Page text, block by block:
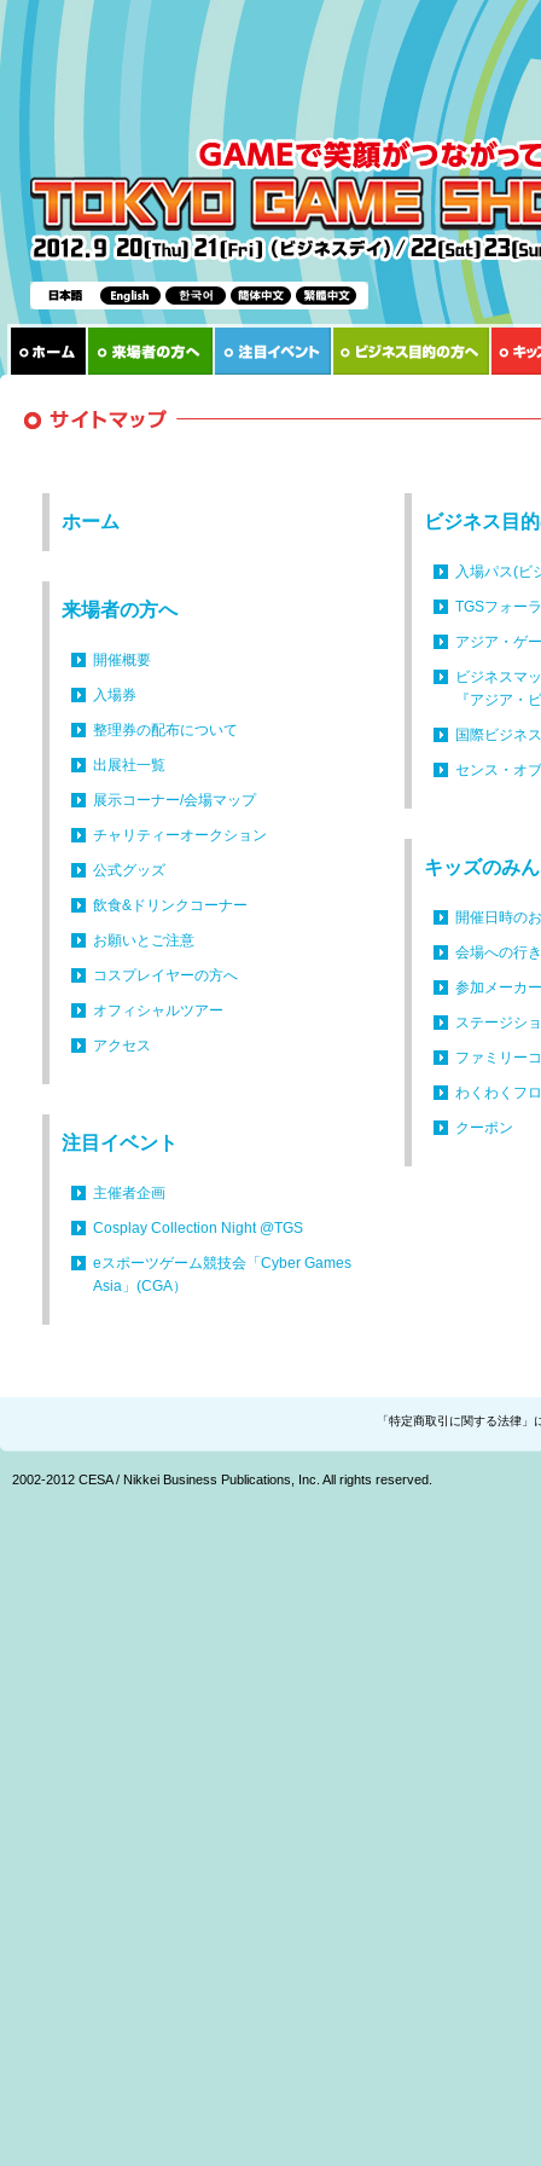
ホーム
来場者の方へ
開催概要
入場券
整理券の配布について
出展社一覧
展示コーナー/会場マップ
チャリティーオークション
公式グッズ
飲食&ドリンクコーナー
お願いとご注意
コスプレイヤーの方へ
オフィシャルツアー
アクセス
注目イベント
主催者企画
Cosplay Collection Night @TGS
eスポーツゲーム競技会「Cyber Games
Asia」(CGA）
ビジネス目
入場パス(ビ
TGSフォー
アジア・ゲ
ビジネスマ
『アジア・
国際ビジネ
センス・オ
キッズのみ
開催日時の
会場への行
参加メーカー
ステージシ
ファミリー
わくわくフ
クーポン
「特定商取引に関する法律」
2002-2012 CESA / Nikkei Business Publications, Inc. All rights reserved.